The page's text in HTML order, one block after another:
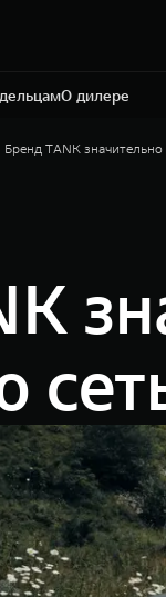
О дилере
А
Бренд TANK